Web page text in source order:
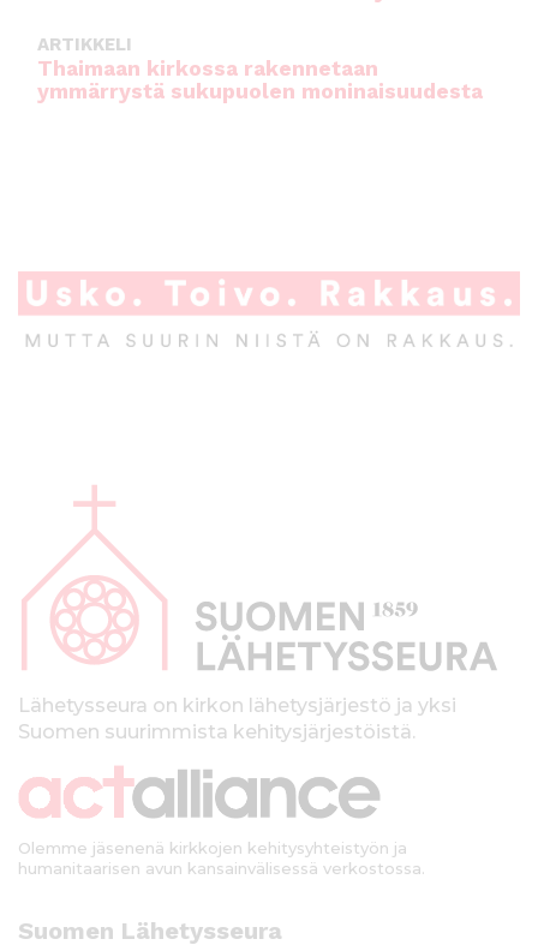
ARTIKKELI
Thaimaan kirkossa rakennetaan
ymmärrystä sukupuolen moninaisuudesta
p
kLähetysseura on kirkon lähetysjärjestö ja yksi
Suomen suurimmista kehitysjärjestöistä.
Olemme jäsenenä kirkkojen kehitysyhteistyön ja
humanitaarisen avun kansainvälisessä verkostossa.
Suomen Lähetysseura